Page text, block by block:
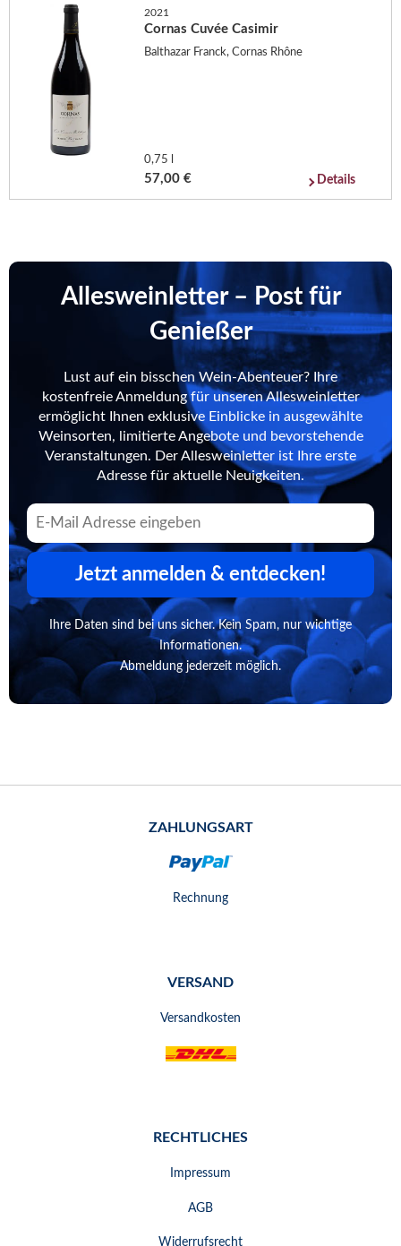
2021
Cornas Cuvée Casimir
Balthazar Franck, Cornas Rhône
0,75 l
57,00 € Details
Allesweinletter – Post für
Genießer
Lust auf ein bisschen Wein-Abenteuer? Ihre
kostenfreie Anmeldung für unseren Allesweinletter
ermöglicht Ihnen exklusive Einblicke in ausgewählte
Weinsorten, limitierte Angebote und bevorstehende
Veranstaltungen. Der Allesweinletter ist Ihre erste
Adresse für aktuelle Neuigkeiten.
Jetzt anmelden & entdecken!
Ihre Daten sind bei uns sicher. Kein Spam, nur wichtige
Informationen.
Abmeldung jederzeit möglich.
ZAHLUNGSART
Rechnung
VERSAND
Versandkosten
RECHTLICHES
Impressum
AGB
Widerrufsrecht